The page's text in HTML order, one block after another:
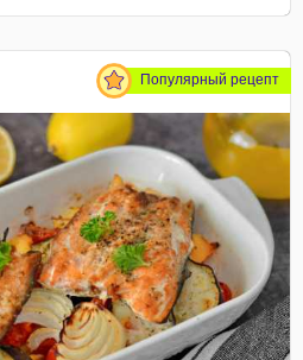
Популярный рецепт